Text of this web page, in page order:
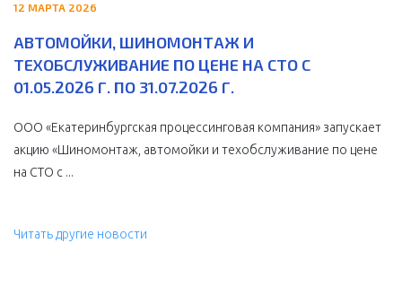
12 МАРТА 2026
АВТОМОЙКИ, ШИНОМОНТАЖ И
ТЕХОБСЛУЖИВАНИЕ ПО ЦЕНЕ НА СТО С
01.05.2026 Г. ПО 31.07.2026 Г.
ООО «Екатеринбургская процессинговая компания» запускает
акцию «Шиномонтаж, автомойки и техобслуживание по цене
на СТО с ...
Читать другие новости